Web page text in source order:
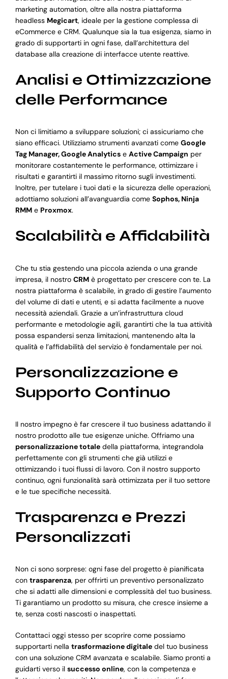
marketing automation, oltre alla nostra piattaforma
headless Megicart, ideale per la gestione complessa di
eCommerce e CRM. Qualunque sia la tua esigenza, siamo in
grado di supportarti in ogni fase, dall’architettura del
database alla creazione di interfacce utente reattive.
Analisi e Ottimizzazione
delle Performance
Non ci limitiamo a sviluppare soluzioni; ci assicuriamo che
siano efficaci. Utilizziamo strumenti avanzati come Google
Tag Manager, Google Analyticse Active Campaign per
monitorare costantemente le performance, ottimizzare i
risultati e garantirti il massimo ritorno sugli investimenti.
Inoltre, per tutelare i tuoi dati e la sicurezza delle operazioni,
adottiamo soluzioni all’avanguardia come Sophos, Ninja
RMMe Proxmox.
Scalabilità e Affidabilità
Che tu stia gestendo una piccola azienda o una grande
impresa, il nostro CRMè progettato per crescere con te. La
nostra piattaforma è scalabile, in grado di gestire l’aumento
del volume di dati e utenti, e si adatta facilmente a nuove
necessità aziendali. Grazie a un’infrastruttura cloud
performante e metodologie agili, garantirti che la tua attività
possa espandersi senza limitazioni, mantenendo alta la
qualità e l’affidabilità del servizio è fondamentale per noi.
Personalizzazione e
Supporto Continuo
Il nostro impegno è far crescere il tuo business adattando il
nostro prodotto alle tue esigenze uniche. Offriamo una
personalizzazione totaledella piattaforma, integrandola
perfettamente con gli strumenti che già utilizzi e
ottimizzando i tuoi flussi di lavoro. Con il nostro supporto
continuo, ogni funzionalità sarà ottimizzata per il tuo settore
e le tue specifiche necessità.
Trasparenza e Prezzi
Personalizzati
Non ci sono sorprese: ogni fase del progetto è pianificata
con trasparenza, per offrirti un preventivo personalizzato
che si adatti alle dimensioni e complessità del tuo business.
Ti garantiamo un prodotto su misura, che cresce insieme a
te, senza costi nascosti o inaspettati.
Contattaci oggi stesso per scoprire come possiamo
supportarti nella trasformazione digitaledel tuo business
con una soluzione CRM avanzata e scalabile. Siamo pronti a
guidarti verso il successo online, con la competenza e